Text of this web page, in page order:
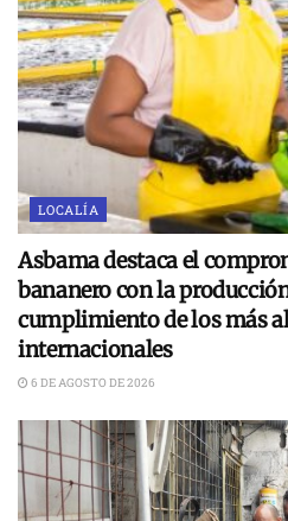
LOCALÍA
Asbama destaca el
bananero con la
cumplimiento de los más
internacionales
6 DE AGOSTO DE 2026